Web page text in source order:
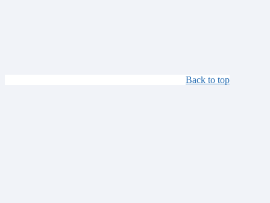
Back to top